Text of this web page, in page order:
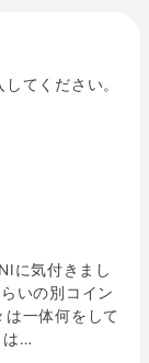
てください。
に気付きまし
いの別コイン
一体何をして
は…